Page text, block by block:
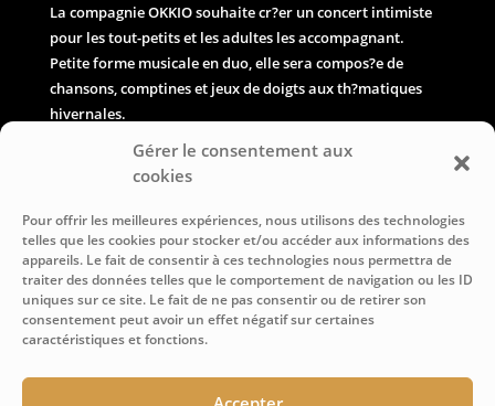
Gérer le consentement aux
cookies
Pour offrir les meilleures expériences, nous utilisons des technologies
telles que les cookies pour stocker et/ou accéder aux informations des
appareils. Le fait de consentir à ces technologies nous permettra de
traiter des données telles que le comportement de navigation ou les ID
uniques sur ce site. Le fait de ne pas consentir ou de retirer son
consentement peut avoir un effet négatif sur certaines
caractéristiques et fonctions.
La compagnie OKKIO souhaite cr?er un concert intimiste
pour les tout-petits et les adultes les accompagnant.
Petite forme musicale en duo, elle sera compos?e de
chansons, comptines et jeux de doigts aux th?matiques
hivernales.
Tout au long de cette balade sonore, petits et grands de?
mentaires. Ils peuvent au gre? de leurs envies observer,
manipuler, toucher, e?couter, jouer des instruments?
La compagnie OKKIO a pens? ce parcours pour les tout-
petits et les adultes qui les accompagnent. Durant ce
verbale avec le public afin de faire de ce moment un